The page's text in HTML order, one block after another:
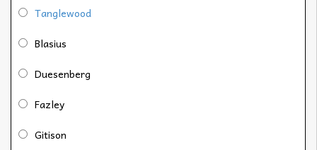
Tanglewood
Blasius
Duesenberg
Fazley
Gitison